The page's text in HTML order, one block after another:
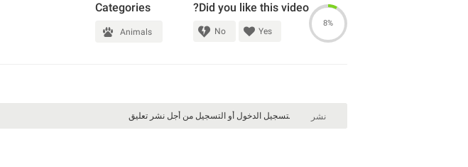
8%
Did you like this video?
Yes
No
Categories
Animals